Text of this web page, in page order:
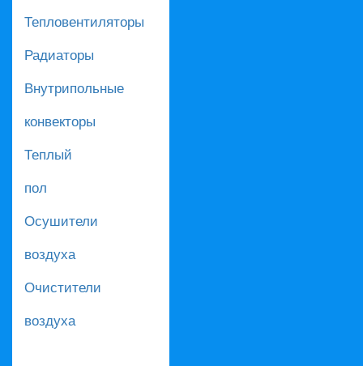
Тепловентиляторы
Радиаторы
Внутрипольные
конвекторы
Теплый
пол
Осушители
воздуха
Очистители
воздуха